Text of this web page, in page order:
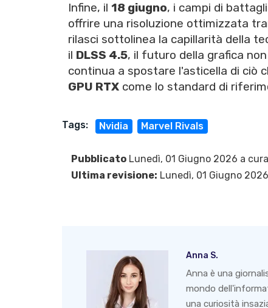
Infine, il 18 giugno, i campi di
offrire una risoluzione ottimizzata
rilasci sottolinea la capillarità della
il DLSS 4.5, il futuro della grafica
continua a spostare l'asticella di ciò
GPU RTX come lo standard di
Tags: Nvidia Marvel Rivals
Pubblicato Lunedì, 01 Giugno 2026 a
Ultima revisione: Lunedì, 01 Giugno 2026
Anna S.
Anna è una
mondo
una curiosità